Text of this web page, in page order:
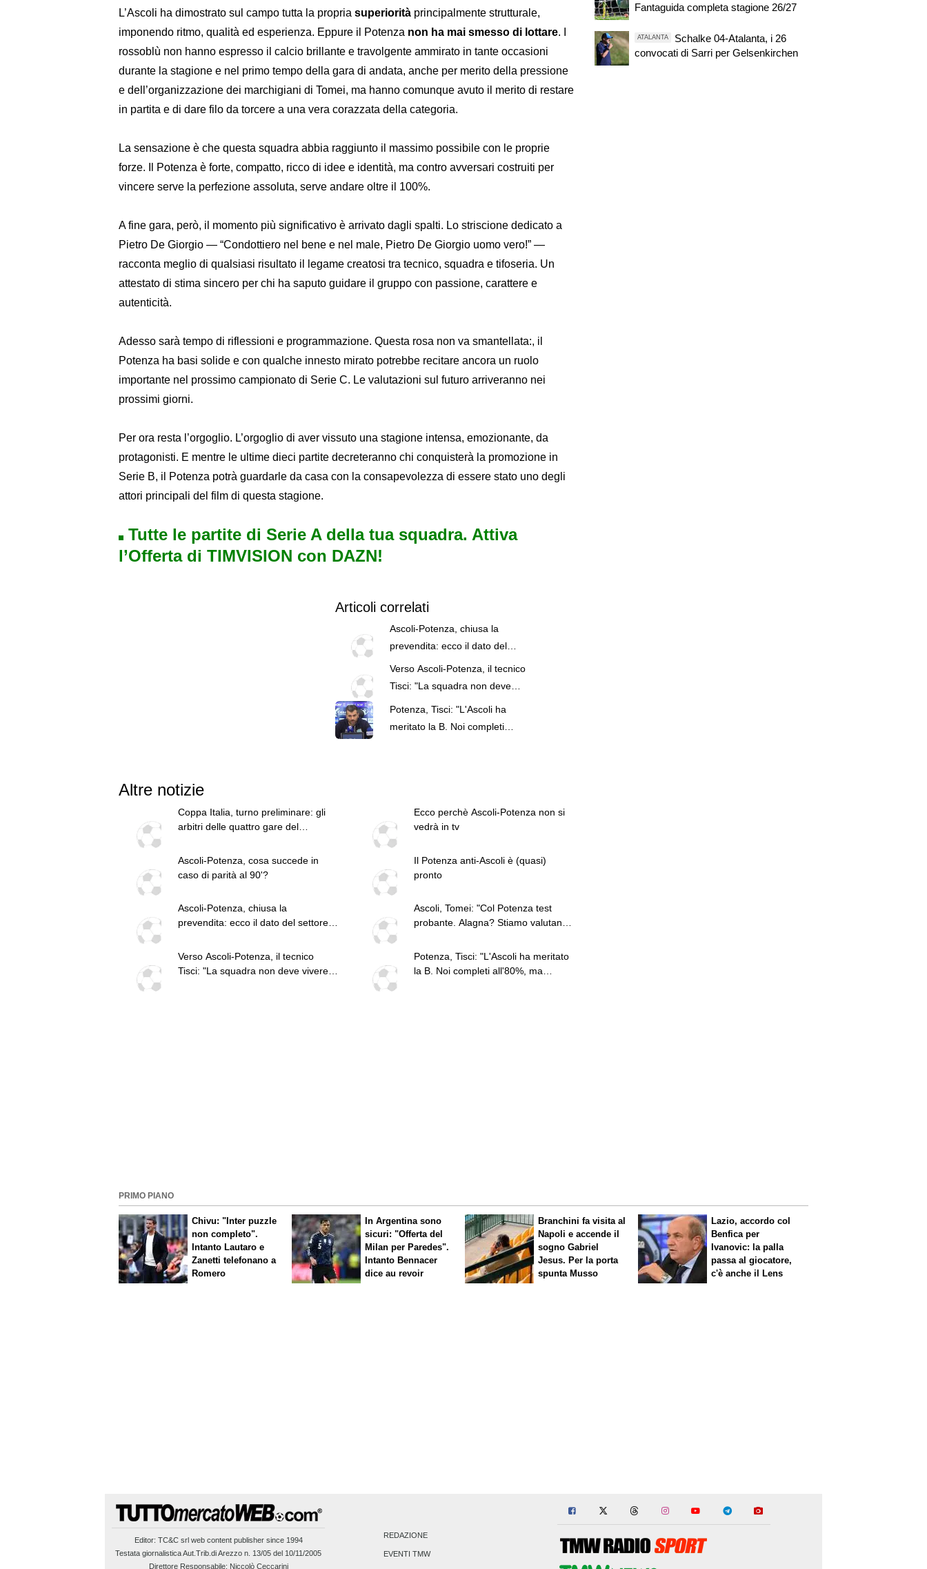
L’Ascoli ha dimostrato sul campo tutta la propria superiorità principalmente strutturale,
imponendo ritmo, qualità ed esperienza. Eppure il Potenza non ha mai smesso di lottare. I
rossoblù non hanno espresso il calcio brillante e travolgente ammirato in tante occasioni
durante la stagione e nel primo tempo della gara di andata, anche per merito della pressione
e dell’organizzazione dei marchigiani di Tomei, ma hanno comunque avuto il merito di restare
in partita e di dare filo da torcere a una vera corazzata della categoria.
La sensazione è che questa squadra abbia raggiunto il massimo possibile con le proprie
forze. Il Potenza è forte, compatto, ricco di idee e identità, ma contro avversari costruiti per
vincere serve la perfezione assoluta, serve andare oltre il 100%.
A fine gara, però, il momento più significativo è arrivato dagli spalti. Lo striscione dedicato a
Pietro De Giorgio — “Condottiero nel bene e nel male, Pietro De Giorgio uomo vero!” —
racconta meglio di qualsiasi risultato il legame creatosi tra tecnico, squadra e tifoseria. Un
attestato di stima sincero per chi ha saputo guidare il gruppo con passione, carattere e
autenticità.
Adesso sarà tempo di riflessioni e programmazione. Questa rosa non va smantellata:, il
Potenza ha basi solide e con qualche innesto mirato potrebbe recitare ancora un ruolo
importante nel prossimo campionato di Serie C. Le valutazioni sul futuro arriveranno nei
prossimi giorni.
Per ora resta l’orgoglio. L’orgoglio di aver vissuto una stagione intensa, emozionante, da
protagonisti. E mentre le ultime dieci partite decreteranno chi conquisterà la promozione in
Serie B, il Potenza potrà guardarle da casa con la consapevolezza di essere stato uno degli
attori principali del film di questa stagione.
Tutte le partite di Serie A della tua squadra. Attiva
l’Offerta di TIMVISION con DAZN!
Articoli correlati
Ascoli-Potenza, chiusa la
prevendita: ecco il dato del
settore ospiti
Verso Ascoli-Potenza, il tecnico
Tisci: "La squadra non deve
vivere questa sfida come una
rivincita dei playoff, ai tifosi dico
Potenza, Tisci: "L'Ascoli ha
meritato la B. Noi completi
Altre notizie
Coppa Italia, turno preliminare: gli
arbitri delle quattro gare del
Ecco perchè Ascoli-Potenza non si
vedrà in tv
Ascoli-Potenza, cosa succede in
caso di parità al 90'?
Il Potenza anti-Ascoli è (quasi)
pronto
Ascoli-Potenza, chiusa la
prevendita: ecco il dato del settore
Ascoli, Tomei: "Col Potenza test
probante. Alagna? Stiamo valutando
Verso Ascoli-Potenza, il tecnico
Tisci: "La squadra non deve vivere
Potenza, Tisci: "L'Ascoli ha meritato
la B. Noi completi all'80%, ma
Fantaguida completa stagione 26/27
ATALANTA
Schalke 04-Atalanta, i 26
convocati di Sarri per Gelsenkirchen
PRIMO PIANO
Chivu: "Inter puzzle
non completo".
Intanto Lautaro e
Zanetti telefonano a
Romero
In Argentina sono
sicuri: "Offerta del
Milan per Paredes".
Intanto Bennacer
diceau revoir
Branchini fa visita al
Napoli e accende il
sogno Gabriel
Jesus. Per la porta
spunta Musso
Lazio, accordo col
Benfica per
Ivanovic: la palla
passa al giocatore,
c'è anche il Lens
Editor: TC&C srl web content publisher since 1994
Testata giornalistica Aut.Trib.di Arezzo n. 13/05 del 10/11/2005
Direttore Responsabile: Niccolò Ceccarini
REDAZIONE
EVENTI TMW